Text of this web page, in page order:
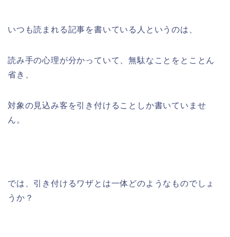
いつも読まれる記事を書いている人というのは、
読み手の心理が分かっていて、無駄なことをとことん
省き、
対象の見込み客を引き付けることしか書いていませ
ん。
では、引き付けるワザとは一体どのようなものでしょ
うか？